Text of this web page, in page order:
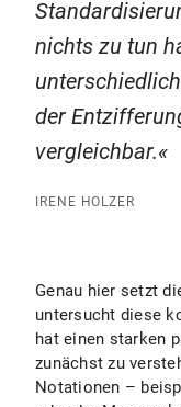
nichts zu tun
der
vergleichbar.
IRENE HOLZER
Genau hier setzt
untersucht diese
hat einen starken
zunächst zu
Notationen –